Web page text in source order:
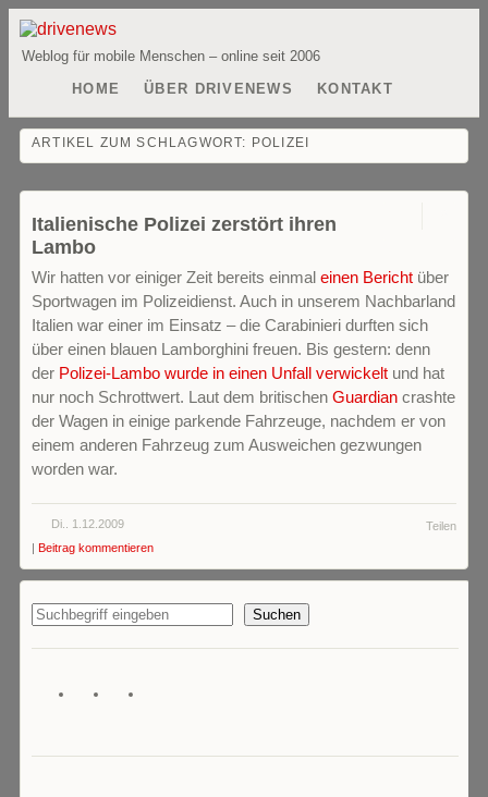
Weblog für mobile Menschen – online seit 2006
HOME
ÜBER DRIVENEWS KONTAKT
ARTIKEL ZUM SCHLAGWORT: POLIZEI
Italienische Polizei zerstört ihren
Lambo
Wir hatten vor einiger Zeit bereits einmal einen Bericht über
Sportwagen im Polizeidienst. Auch in unserem Nachbarland
Italien war einer im Einsatz – die Carabinieri durften sich
über einen blauen Lamborghini freuen. Bis gestern: denn
der Polizei-Lambo wurde in einen Unfall verwickelt und hat
nur noch Schrottwert. Laut dem britischen Guardian crashte
der Wagen in einige parkende Fahrzeuge, nachdem er von
einem anderen Fahrzeug zum Ausweichen gezwungen
worden war.
Teilen
Di.. 1.12.2009
| Beitrag kommentieren
Suchen